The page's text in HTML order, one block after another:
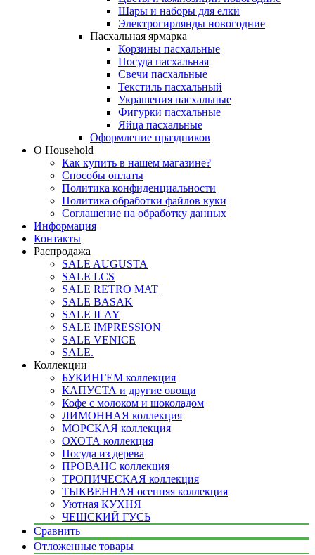
Шары и наборы для елки
Электрогирлянды новогодние
Пасхальная ярмарка
Корзины пасхальные
Посуда пасхальная
Свечи пасхальные
Текстиль пасхальный
Украшения пасхальные
Фигурки пасхальные
Яйца пасхальные
Оформление праздников
О Household
Как купить в нашем магазине?
Способы оплаты
Политика конфиденциальности
Политика обработки файлов куки
Соглашение на обработку данных
Информация
Контакты
Распродажа
SALE AUGUSTA
SALE LCS
SALE RETRO MAT
SALE BASAK
SALE ILAY
SALE IMPRESSION
SALE VENICE
SALE.
Коллекции
БУКИНГЕМ коллекция
КАПУСТА и другие овощи
Кофе с молоком и шоколадом
ЛИМОННАЯ коллекция
МОРСКАЯ коллекция
ОХОТА коллекция
Посуда из дерева
ПРОВАНС коллекция
ТРОПИЧЕСКАЯ коллекция
ТЫКВЕННАЯ осенняя коллекция
Уютная КУХНЯ
ЧЕШСКИЙ ГУСЬ
Сравнить
Отложенные товары